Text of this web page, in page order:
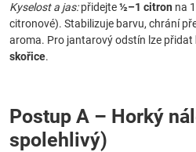
Kyselost a jas:přidejte½–1 citron na
citronové). Stabilizuje barvu, chrání
aroma. Pro jantarový odstín lze přidat
skořice.
Postup A – Horký
spolehlivý)